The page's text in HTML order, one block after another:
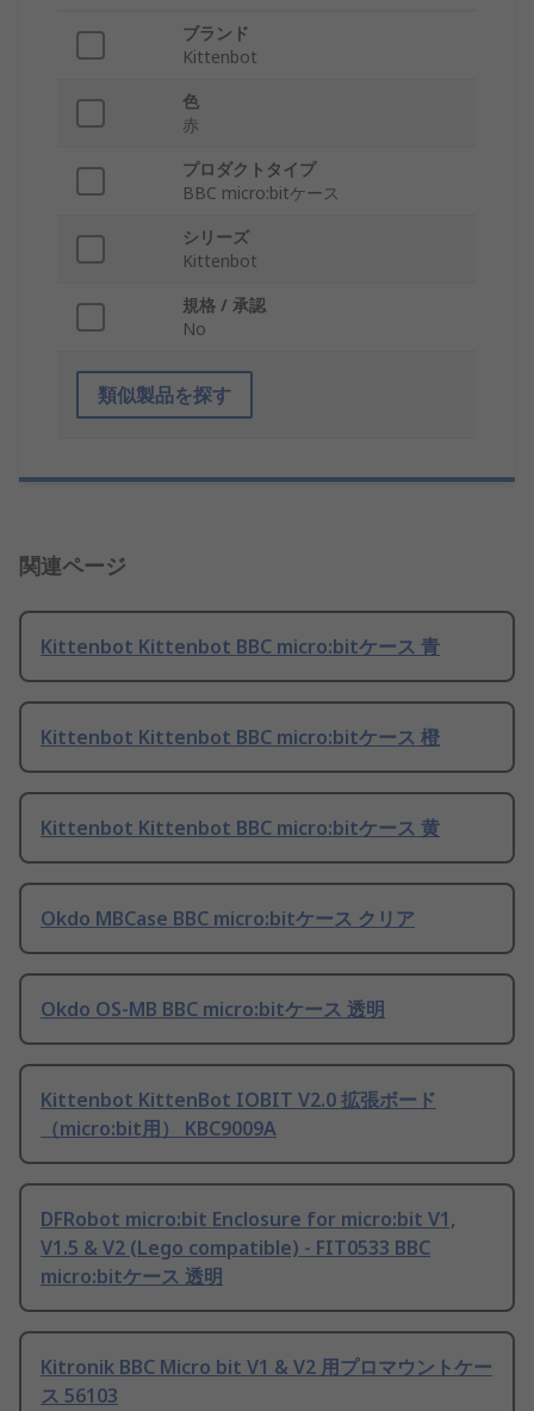
ブランド
Kittenbot
色
赤
プロダクトタイプ
BBC micro:bitケース
シリーズ
Kittenbot
規格 / 承認
No
類似製品を探す
関連ページ
Kittenbot Kittenbot BBC micro:bitケース 青
Kittenbot Kittenbot BBC micro:bitケース 橙
Kittenbot Kittenbot BBC micro:bitケース 黄
Okdo MBCase BBC micro:bitケース クリア
Okdo OS-MB BBC micro:bitケース 透明
Kittenbot KittenBot IOBIT V2.0 拡張ボード
（micro:bit用） KBC9009A
DFRobot micro:bit Enclosure for micro:bit V1,
V1.5 & V2 (Lego compatible) - FIT0533 BBC
micro:bitケース 透明
Kitronik BBC Micro bit V1 & V2 用プロマウントケー
ス 56103